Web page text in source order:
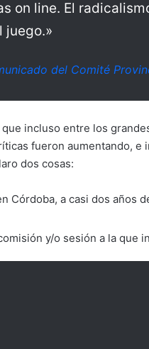
on line. El
juego.»
del Comité
incluso entre los
fueron aumentando, e
dos cosas:
Córdoba, a casi dos años
y/o sesión a la que